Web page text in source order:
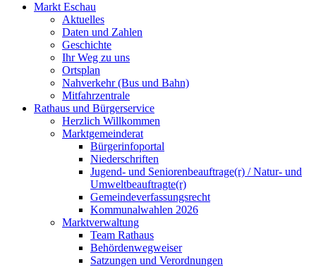
Markt Eschau
Aktuelles
Daten und Zahlen
Geschichte
Ihr Weg zu uns
Ortsplan
Nahverkehr (Bus und Bahn)
Mitfahrzentrale
Rathaus und Bürgerservice
Herzlich Willkommen
Marktgemeinderat
Bürgerinfoportal
Niederschriften
Jugend- und Seniorenbeauftrage(r) / Natur- und
Umweltbeauftragte(r)
Gemeindeverfassungsrecht
Kommunalwahlen 2026
Marktverwaltung
Team Rathaus
Behördenwegweiser
Satzungen und Verordnungen